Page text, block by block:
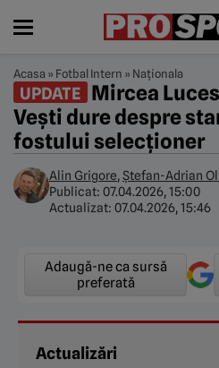
Acasa » Fotbal Intern » Naționala
UPDATE Mircea
Vești dure despre
fostului selecționer
Alin Grigore,Ștefan-Adrian
Publicat: 07.04.2026, 15:00
Actualizat: 07.04.2026, 15:46
Adaugă-ne ca sursă
preferată
Actualizări